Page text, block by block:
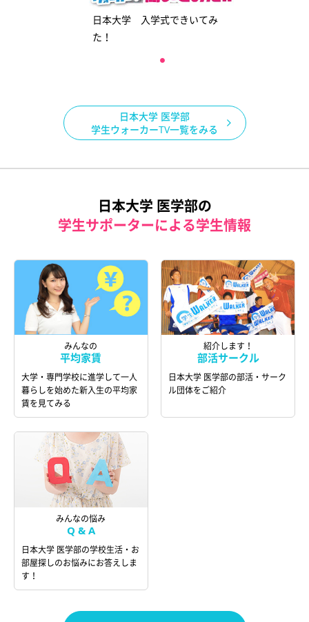
日本大学 入学式できいてみ
た！
日本大学 医学部
学生ウォーカーTV一覧をみる
日本大学 医学部の
学生サポーターによる学生情報
みんなの
平均家賃
大学・専門学校に進学して一人
暮らしを始めた新入生の平均家
賃を見てみる
紹介します！
部活サークル
日本大学 医学部の部活・サーク
ル団体をご紹介
みんなの悩み
Q & A
日本大学 医学部の学校生活・お
部屋探しのお悩みにお答えしま
す！